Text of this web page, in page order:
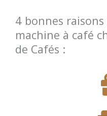
4 bonnes raisons
machine à café
de Cafés :